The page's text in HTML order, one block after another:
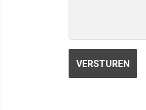
VERSTUREN